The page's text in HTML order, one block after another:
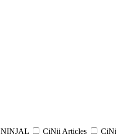
NINJAL CiNii Articles